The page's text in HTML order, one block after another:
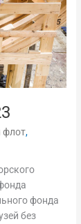
флот,
фонда
без